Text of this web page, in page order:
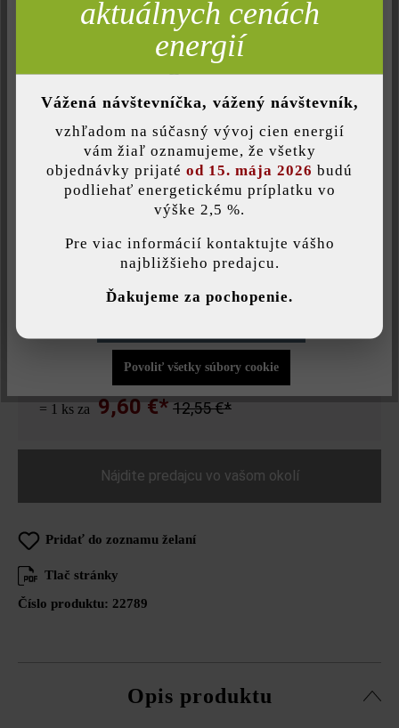
cm
nosom 50x28x5,5 cm
slonovinová
%
= 1 ks za 9,60 €* 12,55 €*
Nájdite predajcu vo vašom okolí
Pridať do zoznamu želaní
Tlač stránky
Číslo produktu: 22789
Opis produktu
Komfort (funkčnosť stránky)
Uložiť individuálne nastavenie
Táto webová stránka používa súbory cookie, aby vám ponúkla
Povoliť všetky súbory cookie
aktuálnych cenách
energií
Vážená návštevníčka, vážený návštevník,
vzhľadom na súčasný vývoj cien energií
vám žiaľ oznamujeme, že všetky
objednávky prijaté od 15. mája 2026 budú
podliehať energetickému príplatku vo
výške 2,5 %.
Pre viac informácií kontaktujte vášho
najbližšieho predajcu.
Ďakujeme za pochopenie.